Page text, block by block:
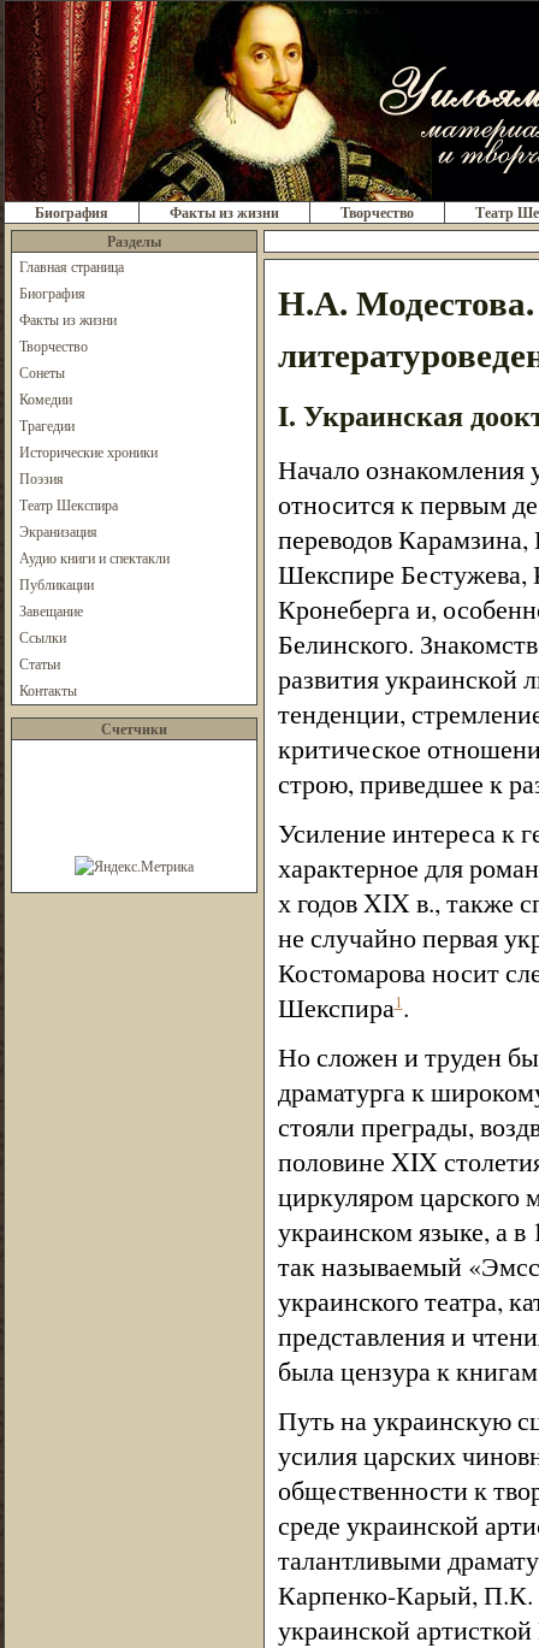
Биография Факты из жизни Творчество
Театр
Разделы
Главная страница
Биография
Факты из жизни
Творчество
Сонеты
Комедии
Трагедии
Исторические хроники
Поэзия
Театр Шекспира
Экранизация
Аудио книги и спектакли
Публикации
Завещание
Ссылки
Статьи
Контакты
Счетчики
Н.А.
I. Украинская
Начало ознакомления
относится к первым
переводов
Шекспире Бестужева,
Кронеберга и,
Белинского.
развития украинской
тенденции,
критическое
строю, приведшее к
Усиление интереса к
характерное для
х годов XIX в., также
не случайно первая
Костомарова носит
Шекспира1.
Но сложен и труден
драматурга к
стояли преграды,
половине XIX
циркуляром царского
украинском языке, а
так называемый
украинского театра,
представления и
была цензура к
Путь на украинскую
усилия царских
общественности к
среде украинской
талантливыми
Карпенко-Карый, П.К.
украинской